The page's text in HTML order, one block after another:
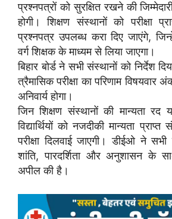
प्रश्नपत्रों को सुरक्षित रखने की
होगी। शिक्षण संस्थानों को परीक्षा
प्रश्नपत्र उपलब्ध करा दिए जाएंगे,
वर्ग शिक्षक के माध्यम से लिया जाएगा।
बिहार बोर्ड ने सभी संस्थानों को निर्देश
त्रैमासिक परीक्षा का परिणाम
अनिवार्य होगा।
जिन शिक्षण संस्थानों की मान्यता रद
विद्यार्थियों को नजदीकी मान्यता
परीक्षा दिलवाई जाएगी। डीईओ ने
शांति, पारदर्शिता और अनुशासन के
अपील की है।